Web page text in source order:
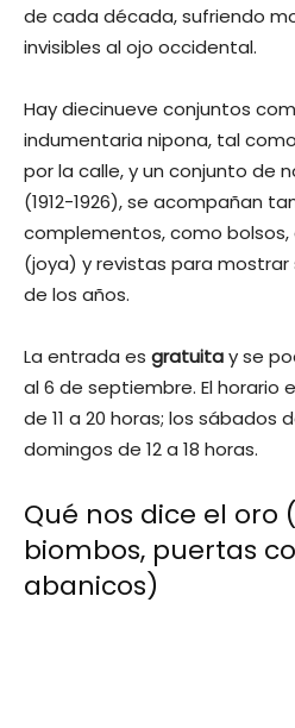
de cada década, sufriendo
invisibles al ojo occidental.
Hay diecinueve conjuntos
indumentaria nipona, tal
por la calle, y un conjunto de
(1912-1926), se acompañan
complementos, como
(joya) y revistas para mostrar
de los años.
La entrada es gratuitay se
al 6 de septiembre. El horario
de 11 a 20 horas; los sábados
domingos de 12 a 18 horas.
Qué nos dice el oro
biombos, puertas
abanicos)